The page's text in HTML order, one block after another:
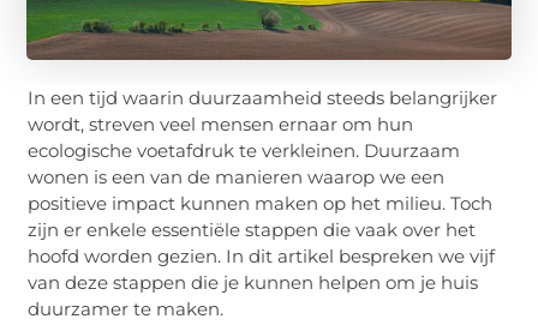
In een tijd waarin duurzaamheid steeds belangrijker
wordt, streven veel mensen ernaar om hun
ecologische voetafdruk te verkleinen. Duurzaam
wonen is een van de manieren waarop we een
positieve impact kunnen maken op het milieu. Toch
zijn er enkele essentiële stappen die vaak over het
hoofd worden gezien. In dit artikel bespreken we vijf
van deze stappen die je kunnen helpen om je huis
duurzamer te maken.